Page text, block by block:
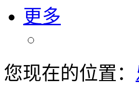
更多
您现在的位置：